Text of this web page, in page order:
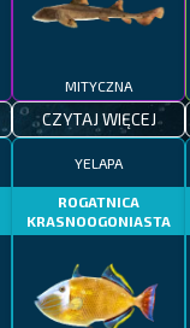
MITYCZNA
CZYTAJ WIĘCEJ
YELAPA
ROGATNICA
KRASNOOGONIASTA